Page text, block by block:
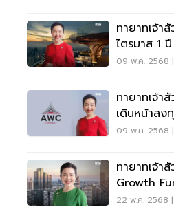
ทายาทเจ้า
ไตรมาส 1 ปี 68 กำไรพุ่งนิ
เพิ่ม 3 โคร
09 พ.ค. 2568
ทายาทเจ้า
เดินหน้าลง
ล้าน
09 พ.ค. 2568
ทายาทเจ้า
Growth
ธุรกิจทะลุ 3
22 พ.ค. 2568